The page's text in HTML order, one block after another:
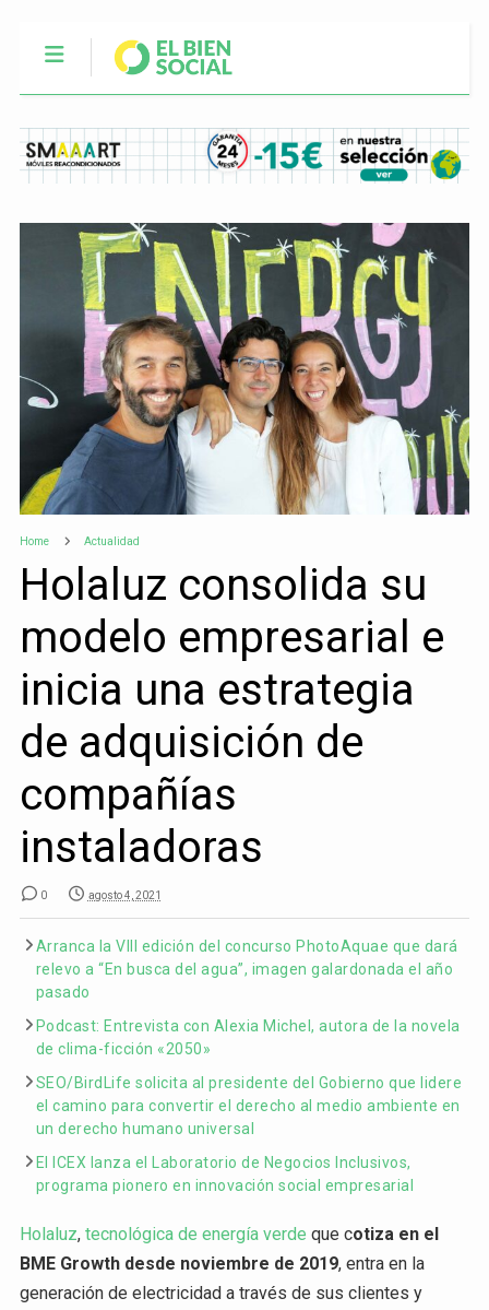
Home Actualidad
Holaluz consolida su
modelo empresarial e
inicia una estrategia
de adquisición de
compañías
instaladoras
0 agosto 4, 2021
Arranca la VIII edición del concurso PhotoAquae que dará
relevo a “En busca del agua”, imagen galardonada el año
pasado
Podcast: Entrevista con Alexia Michel, autora de la novela
de clima-ficción «2050»
SEO/BirdLife solicita al presidente del Gobierno que lidere
el camino para convertir el derecho al medio ambiente en
un derecho humano universal
El ICEX lanza el Laboratorio de Negocios Inclusivos,
programa pionero en innovación social empresarial
Holaluz, tecnológica de energía verde que cotiza en el
BME Growth desde noviembre de 2019, entra en la
generación de electricidad a través de sus clientes y